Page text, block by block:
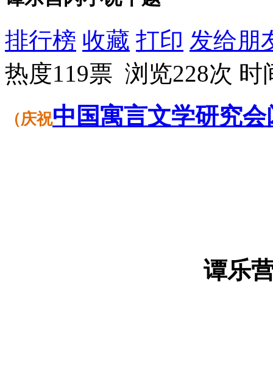
排行榜 收藏 打印 发给朋
热度119票 浏览228次 时
（庆祝中国寓言文学研究会
谭乐